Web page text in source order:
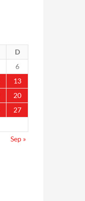
D
6
13
20
27
Sep »